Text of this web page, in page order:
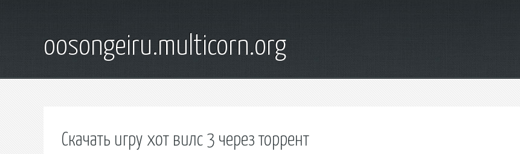
oosongeiru.multicorn.org
Скачать игру хот вилс 3 через торрент